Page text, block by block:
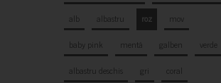
alb
albastru roz
mov
baby pink
mentă galben
verde
albastru deschis
gri
coral